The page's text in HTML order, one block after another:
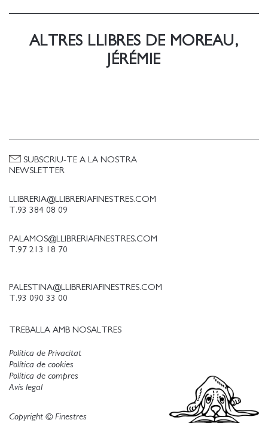
ALTRES LLIBRES DE MOREAU,
JÉRÉMIE
LLIBRERIA@LLIBRERIAFINESTRES.COM
T.93 384 08 09
PALAMOS@LLIBRERIAFINESTRES.COM
T.97 213 18 70
PALESTINA@LLIBRERIAFINESTRES.COM
T.93 090 33 00
TREBALLA AMB NOSALTRES
SUBSCRIU-TE A LA NOSTRA
NEWSLETTER
Política de Privacitat
Política de cookies
Avís legal
Política de compres
Copyright © Finestres